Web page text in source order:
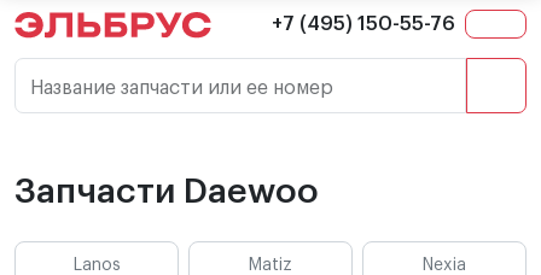
+7 (495) 150-55-76
Название запчасти или ее номер
Запчасти Daewoo
Lanos Matiz Nexia